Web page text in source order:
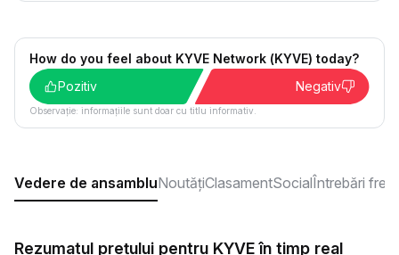
How do you feel about KYVE Network (KYVE) today?
Pozitiv
Negativ
Observație: informațiile sunt doar cu titlu informativ.
Vedere de ansambluNoutățiClasamentSocialÎntrebări
Rezumatul prețului pentru KYVE în timp real